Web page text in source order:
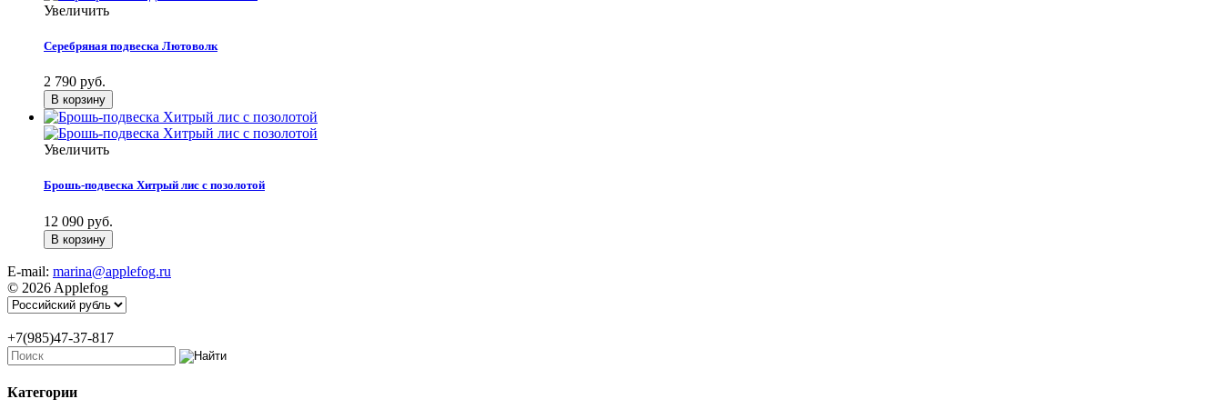
Увеличить
Серебряная подвеска Лютоволк
2 790 руб.
Увеличить
Брошь-подвеска Хитрый лис с позолотой
12 090 руб.
E-mail: marina@applefog.ru
© 2026 Applefog
+7(985)47-37-817
Категории